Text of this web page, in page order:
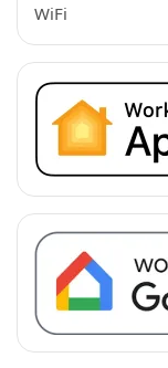
WiFi